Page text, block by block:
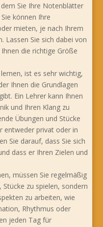
Sie Ihre Notenblätter
können Ihre
mieten, je nach Ihrem
Lassen Sie sich dabei von
die richtige Größe
ist es sehr wichtig,
Ihnen die Grundlagen
Ein Lehrer kann Ihnen
und Ihren Klang zu
Übungen und Stücke
entweder privat oder in
Sie darauf, dass Sie sich
dass er Ihren Zielen und
müssen Sie regelmäßig
zu spielen, sondern
zu arbeiten, wie
Rhythmus oder
jeden Tag für